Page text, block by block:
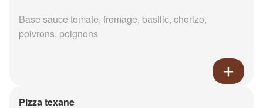
Base sauce tomate, fromage, basilic, chorizo,
poivrons, poignons
Pizza texane